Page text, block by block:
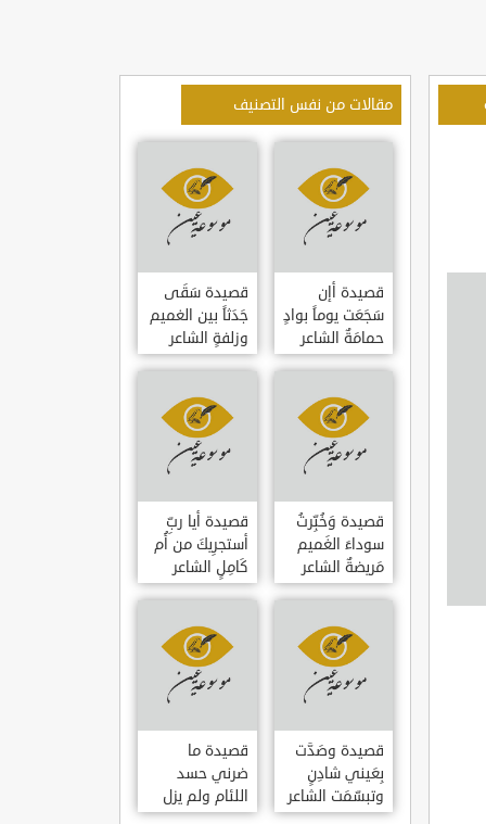
مقالات من نفس التصنيف
قصيدة أإن
سَجَعَت يوماً بوادٍ
حمامَةٌ الشاعر
العوام بن عقبة
قصيدة سَقَى
جَدَثاً بين الغميم
وزلفةٍ الشاعر
العوام بن عقبة
قصيدة وَخُبِّرتُ
سوداءَ الغَميم
مَريضةٌ الشاعر
العوام بن عقبة
قصيدة أيا ربِّ
أستجرِيكَ من أُم
كَامِلٍ الشاعر
العوام بن عقبة
قصيدة وصَدَّت
بِعَيني شادِنٍ
وتبسّمَت الشاعر
العوام بن عقبة
قصيدة ما
ضرني حسد
اللئام ولم يزل
الشاعر عمارة بن